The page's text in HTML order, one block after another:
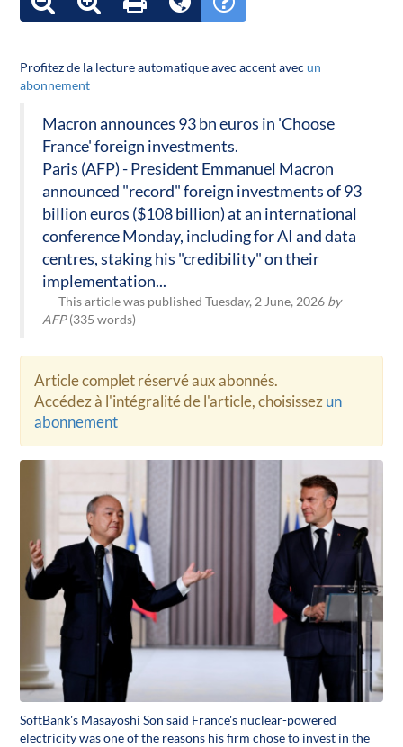
Profitez de la lecture automatique avec accent avec un
abonnement
Macron announces 93 bn euros in 'Choose
France' foreign investments.
Paris (AFP) - President Emmanuel Macron
announced "record" foreign investments of 93
billion euros ($108 billion) at an international
conference Monday, including for AI and data
centres, staking his "credibility" on their
implementation...
This article was published Tuesday, 2 June, 2026 by
AFP(335 words)
Article complet réservé aux abonnés.
Accédez à l'intégralité de l'article, choisissezun
abonnement
SoftBank's Masayoshi Son said France's nuclear-powered
electricity was one of the reasons his firm chose to invest in the